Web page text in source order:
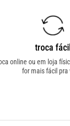
troca
online ou em loja
for mais fácil pra